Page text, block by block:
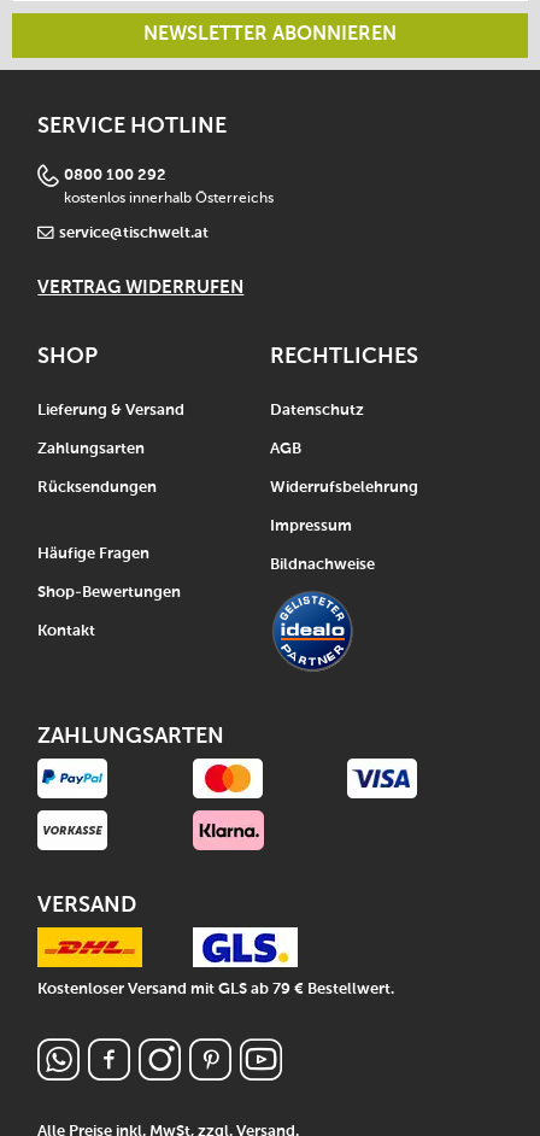
NEWSLETTER ABONNIEREN
SERVICE HOTLINE
0800 100 292
kostenlos innerhalb Österreichs
service@tischwelt.at
VERTRAG WIDERRUFEN
SHOP
Lieferung & Versand
Zahlungsarten
Rücksendungen
Häufige Fragen
Shop-Bewertungen
Kontakt
Alle Preise inkl. MwSt, zzgl.Versand.
RECHTLICHES
Datenschutz
AGB
Widerrufsbelehrung
Impressum
Bildnachweise
ZAHLUNGSARTEN
VERSAND
Kostenloser Versand mit GLS ab 79 € Bestellwert.